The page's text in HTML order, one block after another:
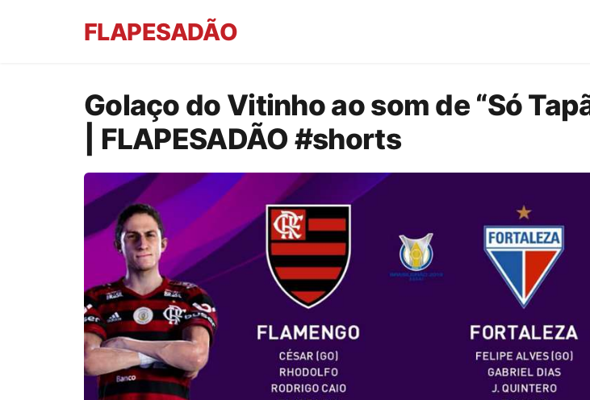
FLAPESADÃO
Golaço do Vitinho ao som de “Só
| FLAPESADÃO #shorts